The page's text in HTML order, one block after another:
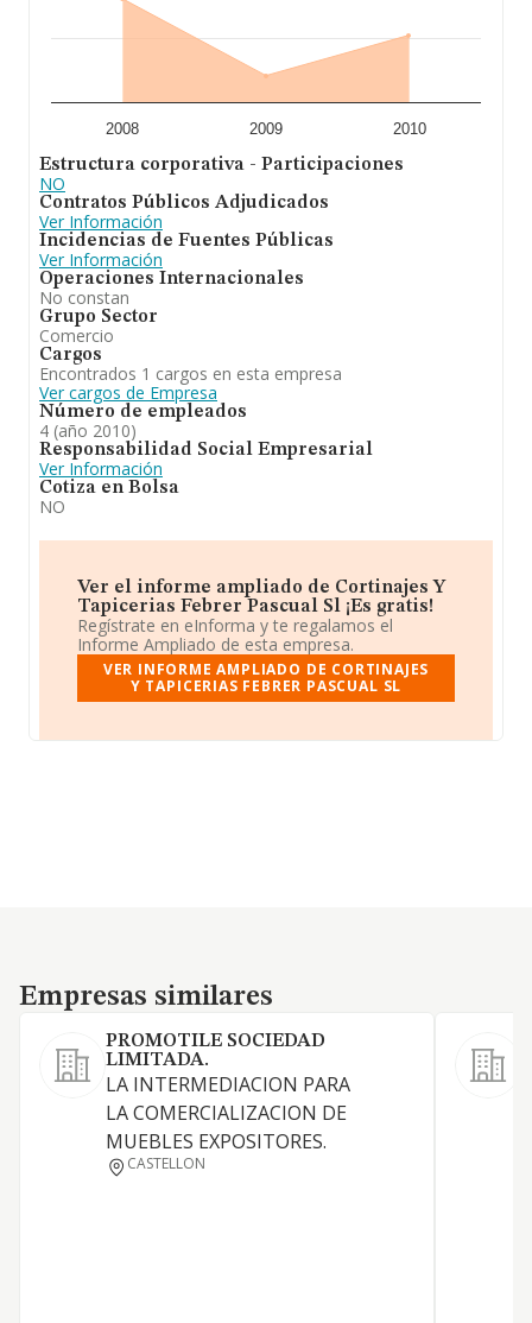
2008 2009 2010
Estructura corporativa - Participaciones
NO
Contratos Públicos Adjudicados
Ver Información
Incidencias de Fuentes Públicas
Ver Información
Operaciones Internacionales
No constan
Grupo Sector
Comercio
Cargos
Encontrados 1 cargos en esta empresa
Ver cargos de Empresa
Número de empleados
4 (año 2010)
Responsabilidad Social Empresarial
Ver Información
Cotiza en Bolsa
NO
Ver el informe ampliado de Cortinajes Y
Tapicerias Febrer Pascual Sl ¡Es gratis!
Regístrate en eInforma y te regalamos el
Informe Ampliado de esta empresa.
VER INFORME AMPLIADO DE CORTINAJES
Y TAPICERIAS FEBRER PASCUAL SL
Empresas similares
Empresas similares
PROMOTILE SOCIEDAD
LIMITADA.
LA INTERMEDIACION PARA
LA COMERCIALIZACION DE
MUEBLES EXPOSITORES.
CASTELLON